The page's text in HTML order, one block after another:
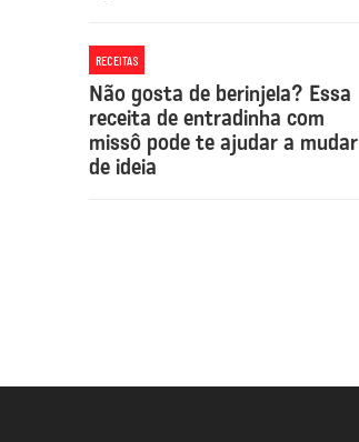
RECEITAS
Não gosta de berinjela? Essa
receita de entradinha com
missô pode te ajudar a mudar
de ideia